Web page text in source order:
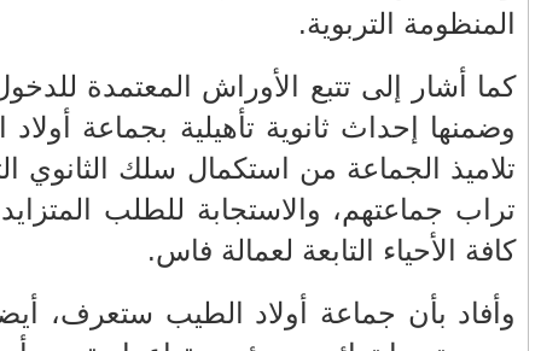
المقبل،
ستمكن
على مستوى
في
ورش بناء
بمدريد لتوسيع مجالات الت...
بلجيكا تعتبر المبادرة المغربية للحكم
الذاتي أساسا ...
المغرب وبلجيكا يجددان تأكيد إرادتهما
في مواصلة وتع...
عبد الله بودريقة أراد أن يتحصن
شفشاون ..وزارة التجهيز والماء تتخذ